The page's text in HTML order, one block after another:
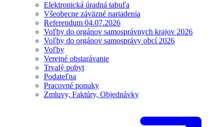
Elektronická úradná tabuľa
Všeobecne záväzné nariadenia
Referendum 04.07.2026
Voľby do orgánov samosprávnych krajov 2026
Voľby do orgánov samosprávy obcí 2026
Voľby
Verejné obstarávanie
Trvalý pobyt
Podateľna
Pracovné ponuky
Zmluvy, Faktúry, Objednávky